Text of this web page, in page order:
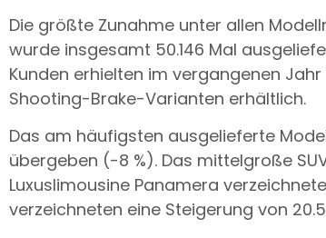
Die größte Zunahme unter allen
wurde insgesamt 50.146 Mal
Kunden erhielten im vergangenen
Shooting-Brake-Varianten erhältlich.
Das am häufigsten ausgelieferte
übergeben (-8 %). Das mittelgroße
Luxuslimousine Panamera
verzeichneten eine Steigerung von